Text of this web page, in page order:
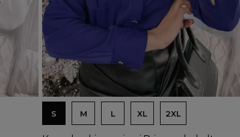
Dodaj do koszyka
S M L XL 2XL